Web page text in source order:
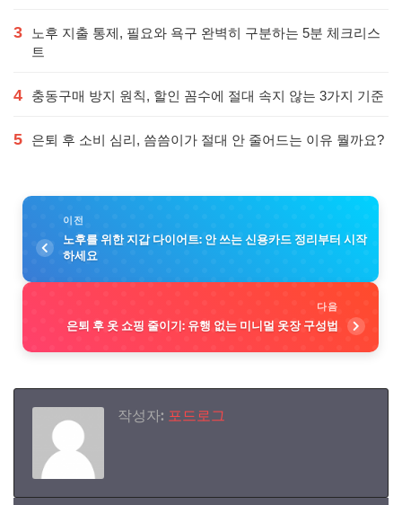
3
노후 지출 통제, 필요와 욕구 완벽히 구분하는 5분 체크리스
트
4 충동구매 방지 원칙, 할인 꼼수에 절대 속지 않는 3가지 기준
5 은퇴 후 소비 심리, 씀씀이가 절대 안 줄어드는 이유 뭘까요?
이전
노후를 위한 지갑 다이어트: 안 쓰는 신용카드 정리부터 시작
하세요
다음
은퇴 후 옷 쇼핑 줄이기: 유행 없는 미니멀 옷장 구성법
작성자: 포드로그